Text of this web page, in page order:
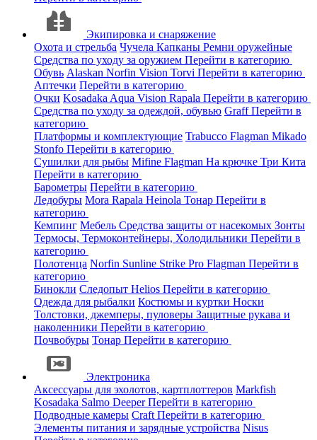
Экипировка и снаряжение
Охота и стрельба Чучела Капканы Ремни оружейные
Средства по уходу за оружием Перейти в категорию
Обувь Alaskan Norfin Vision Torvi Перейти в категорию
Аптечки Перейти в категорию
Очки Kosadaka Aqua Vision Rapala Перейти в категорию
Средства по уходу за одеждой, обувью GraffПерейти в
категорию
Платформы и комплектующие Trabucco Flagman Mikado
Stonfo Перейти в категорию
Сушилки для рыбы Mifine Flagman На крючке Три Кита
Перейти в категорию
Барометры Перейти в категорию
Ледобуры Mora Rapala Heinola Тонар Перейти в
категорию
Кемпинг Мебель Средства защиты от насекомых Зонты
Термосы, Термоконтейнеры, Холодильники Перейти в
категорию
Полотенца Norfin Sunline Strike Pro Flagman Перейти в
категорию
Бинокли Следопыт Helios Перейти в категорию
Одежда для рыбалки Костюмы и куртки Носки
Толстовки, джемперы, пуловеры Защитные рукава и
наколенники Перейти в категорию
Почвобуры Тонар Перейти в категорию
Электроника
Аксессуары для эхолотов, картплоттеров Markfish
Kosadaka Salmo DeeperПерейти в категорию
Подводные камеры Craft Перейти в категорию
Элементы питания и зарядные устройства Nisus